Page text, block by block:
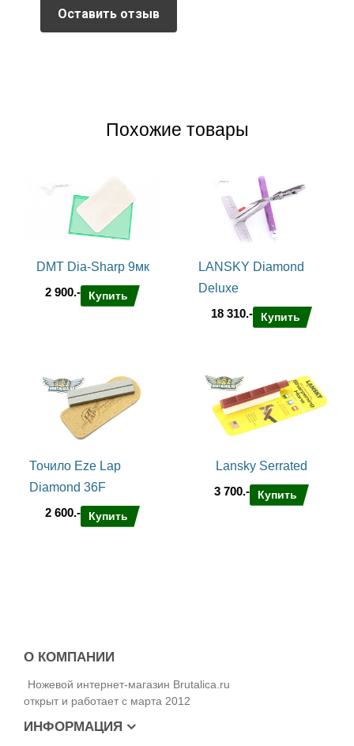
Оставить отзыв
Похожие товары
DMT Dia-Sharp 9мк
2 900.-
Купить
LANSKY Diamond
Deluxe
18 310.-
Купить
Точило Eze Lap
Diamond 36F
2 600.-
Купить
Lansky Serrated
3 700.-
Купить
О КОМПАНИИ
Ножевой интернет-магазин Brutalica.ru
открыт и работает с марта 2012
ИНФОРМАЦИЯ